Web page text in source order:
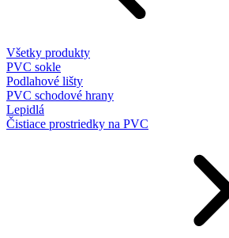
Všetky produkty
PVC sokle
Podlahové lišty
PVC schodové hrany
Lepidlá
Čistiace prostriedky na PVC